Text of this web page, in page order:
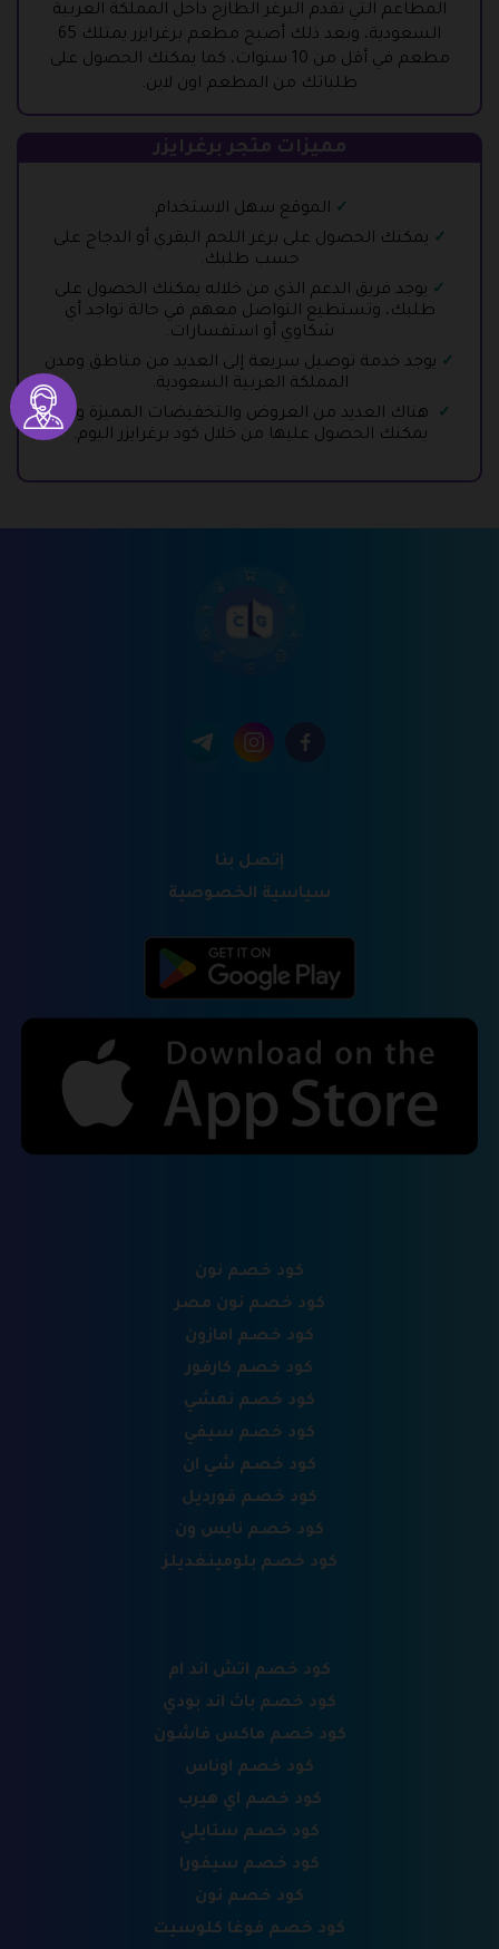
المطاعم التي تقدم البرغر الطازج داخل المملكة العربية
السعودية، وبعد ذلك أصبح مطعم برغرايزر يمتلك 65
مطعم في أقل من 10 سنوات، كما يمكنك الحصول على
طلباتك من المطعم اون لاين.
مميزات متجر برغرايزر
الموقع سهل الاستخدام.
يمكنك الحصول على برغر اللحم البقري أو الدجاج على
حسب طلبك.
يوجد فريق الدعم الذي من خلاله يمكنك الحصول على
طلبك، وتستطيع التواصل معهم في حالة تواجد أي
شكاوي أو استفسارات.
يوجد خدمة توصيل سريعة إلى العديد من مناطق ومدن
المملكة العربية السعودية.
هناك العديد من العروض والتخفيضات المميزة والتي
يمكنك الحصول عليها من خلال كود برغرايزر اليوم.
إتصل بنا
سياسية الخصوصية
كود خصم نون
كود خصم نون مصر
كود خصم امازون
كود خصم كارفور
كود خصم نمشي
كود خصم سيفي
كود خصم شي ان
كود خصم فورديل
كود خصم نايس ون
كود خصم بلومينغديلز
كود خصم اتش اند ام
كود خصم باث اند بودي
كود خصم ماكس فاشون
كود خصم اوناس
كود خصم اي هيرب
كود خصم ستايلي
كود خصم سيفورا
كود خصم نون
كود خصم فوغا كلوسيت